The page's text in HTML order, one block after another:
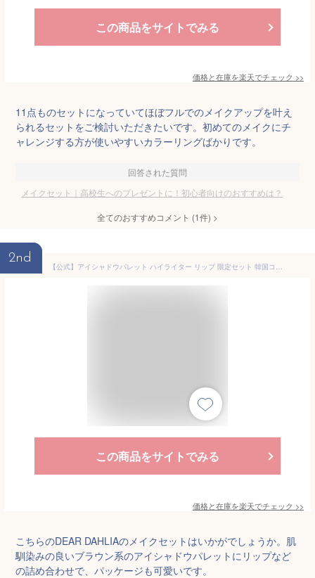
この商品をサイトでみる
価格と在庫を楽天でチェック >>
11点ものセットになっていてほぼフルでのメイクアップを叶え
られるセットをご検討いただきたいです。初めてのメイクにチ
ャレンジする方が使いやすいカラーリングばかりです。
回答された質問
メイクセット｜高校生へのプレゼントに！初心者向けのおすすめは？
全てのおすすめコメント (1件) >
2nd
【公式】アイシャドウパレット ハイライター リップ 限定セット 韓国コスメ チーク DEAR DAHLIA イエベ ブルべ メイク セット カラフル ブラウン ピンク 多色 ギフト付き ペタルドロップリキッドブラッシャー 冬限定 ギフトボックス ベストセラー 無料配送
この商品をサイトでみる
価格と在庫を楽天でチェック >>
こちらのDEAR DAHLIAのメイクセットはいかがでしょうか。肌
馴染みの良いブラウン系のアイシャドウパレットにリップなど
の詰め合わせで、パッケージも可愛いです。